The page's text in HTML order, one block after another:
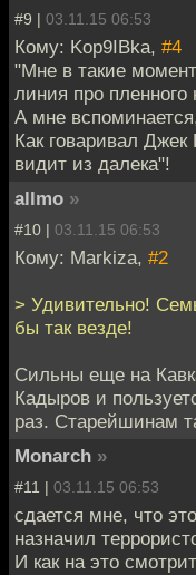
#9 | 03.11.15 06:53
Кому: Kop9IBka, #4
"Мне в такие
линия про
А мне
Как говаривал
видит из далека"!
allmo »
#10 | 03.11.15 06:53
Кому: Markiza, #2
> Удивительно!
бы так везде!
Сильны еще на
Кадыров и
раз. Старейшинам
Monarch »
#11 | 03.11.15 06:53
сдается мне, что
назначил
И как на это